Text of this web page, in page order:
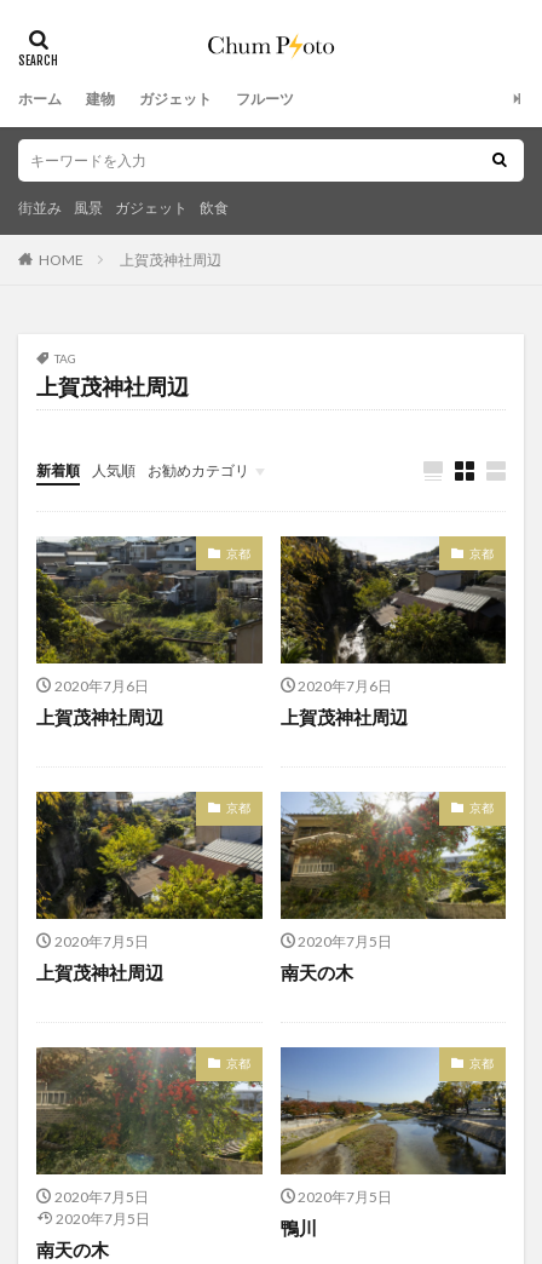
ホーム 建物 ガジェット フルーツ
街並み 風景 ガジェット 飲食
HOME 上賀茂神社周辺
TAG
上賀茂神社周辺
新着順 人気順 お勧めカテゴリ
未分類
京都
2020年7月6日
上賀茂神社周辺
京都
2020年7月6日
上賀茂神社周辺
京都
2020年7月5日
上賀茂神社周辺
京都
2020年7月5日
南天の木
京都
2020年7月5日
2020年7月5日
南天の木
京都
2020年7月5日
鴨川